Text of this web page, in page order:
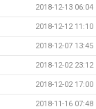
2018-12-13 06:04
2018-12-12 11:10
2018-12-07 13:45
2018-12-02 23:12
2018-12-02 17:00
2018-11-16 07:48